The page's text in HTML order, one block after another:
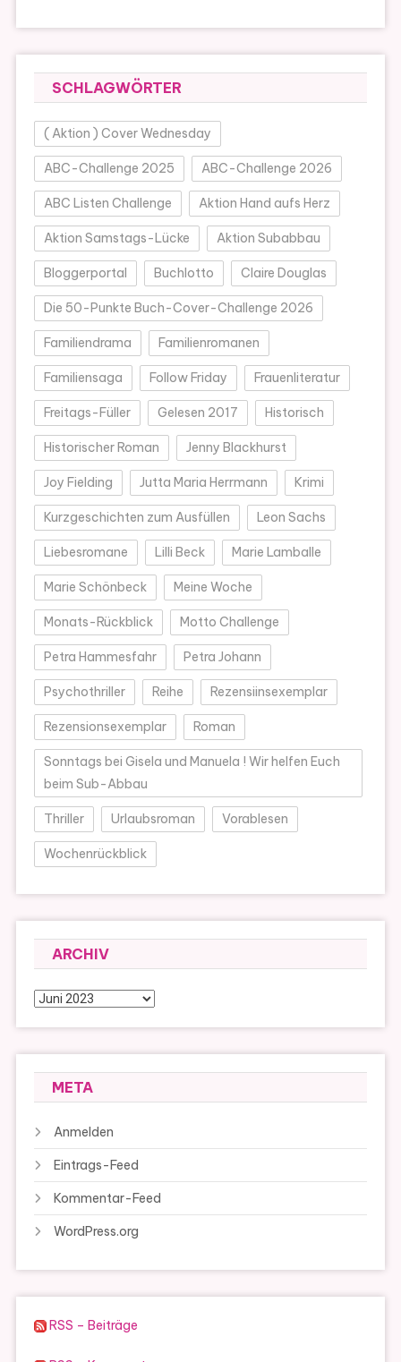
SCHLAGWÖRTER
( Aktion ) Cover Wednesday
ABC-Challenge 2025 ABC-Challenge 2026
ABC Listen Challenge Aktion Hand aufs Herz
Aktion Samstags-Lücke Aktion Subabbau
Bloggerportal Buchlotto Claire Douglas
Die 50-Punkte Buch-Cover-Challenge 2026
Familiendrama Familienromanen
Familiensaga Follow Friday Frauenliteratur
Freitags-Füller Gelesen 2017 Historisch
Historischer Roman Jenny Blackhurst
Joy Fielding Jutta Maria Herrmann Krimi
Kurzgeschichten zum Ausfüllen Leon Sachs
Liebesromane Lilli Beck Marie Lamballe
Marie Schönbeck Meine Woche
Monats-Rückblick Motto Challenge
Petra Hammesfahr Petra Johann
Psychothriller Reihe Rezensiinsexemplar
Rezensionsexemplar Roman
Sonntags bei Gisela und Manuela ! Wir helfen Euch
beim Sub-Abbau
Thriller Urlaubsroman Vorablesen
Wochenrückblick
ARCHIV
Archiv
META
Anmelden
Eintrags-Feed
Kommentar-Feed
WordPress.org
RSS – Beiträge